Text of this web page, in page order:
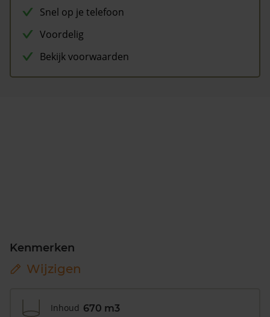
Snel op je telefoon
Voordelig
Bekijk voorwaarden
Kenmerken
Wijzigen
Inhoud 670 m3